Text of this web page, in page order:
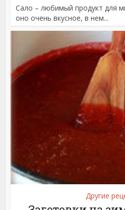
Сало – любимый продукт для
оно очень вкусное, в нем...
Другие